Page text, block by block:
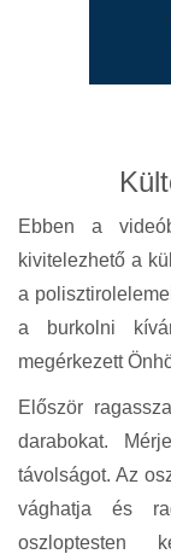
Ebben a
kivitelezhető a
a
a burkolni
megérkezett
Először
darabokat.
távolságot. Az
vághatja és
oszloptesten